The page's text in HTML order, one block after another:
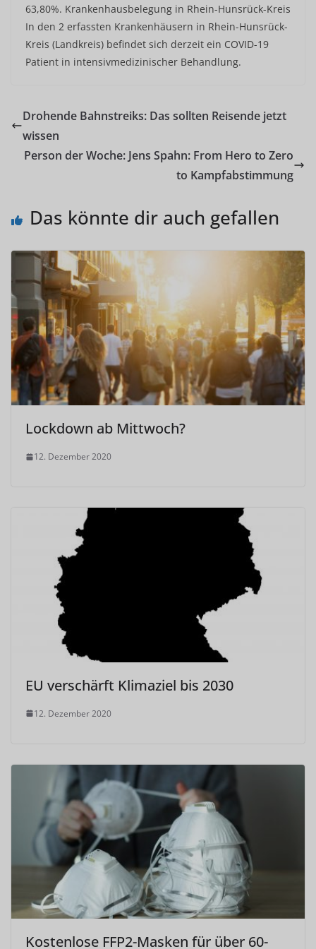
63,80%. Krankenhausbelegung in Rhein-Hunsrück-Kreis
In den 2 erfassten Krankenhäusern in Rhein-Hunsrück-
Kreis (Landkreis) befindet sich derzeit ein COVID-19
Patient in intensivmedizinischer Behandlung.
Drohende Bahnstreiks: Das sollten Reisende jetzt
wissen
Person der Woche: Jens Spahn: From Hero to Zero
to Kampfabstimmung
Das könnte dir auch gefallen
Lockdown ab Mittwoch?
12. Dezember 2020
EU verschärft Klimaziel bis 2030
12. Dezember 2020
Kostenlose FFP2-Masken für über 60-